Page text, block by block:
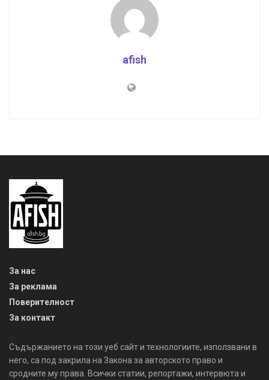
afish
За нас
За реклама
Поверителност
За контакт
Съдържанието на този уеб сайт и технологиите, използвани в
него, са под закрила на Закона за авторското право и
сродните му права. Всички статии, репортажи, интервюта и